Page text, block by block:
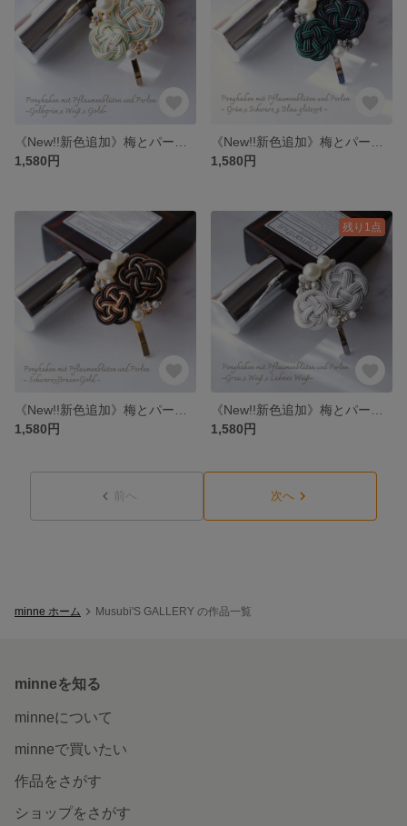
1,580円
1,580円
1,580円
残り1点
1,580円
前へ 次へ
minne ホーム Musubi'S GALLERY の作品一覧
minneを知る
minneについて
minneで買いたい
作品をさがす
ショップをさがす